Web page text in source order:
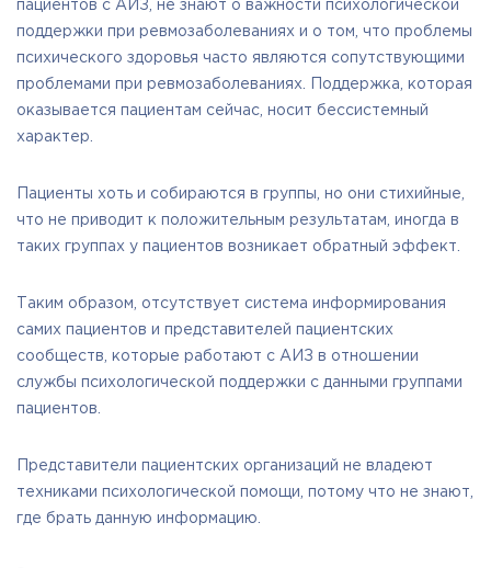
пациентов с АИЗ, не знают о важности психологической
поддержки при ревмозаболеваниях и о том, что проблемы
психического здоровья часто являются сопутствующими
проблемами при ревмозаболеваниях. Поддержка, которая
оказывается пациентам сейчас, носит бессистемный
характер.
Пациенты хоть и собираются в группы, но они стихийные,
что не приводит к положительным результатам, иногда в
таких группах у пациентов возникает обратный эффект.
Таким образом, отсутствует система информирования
самих пациентов и представителей пациентских
сообществ, которые работают с АИЗ в отношении
службы психологической поддержки с данными группами
пациентов.
Представители пациентских организаций не владеют
техниками психологической помощи, потому что не знают,
где брать данную информацию.